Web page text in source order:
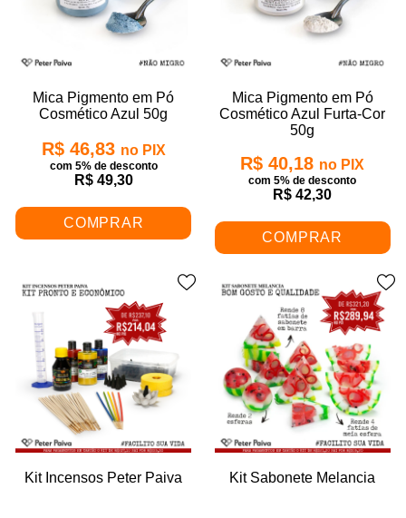
Mica Pigmento em Pó
Cosmético Azul 50g
R$ 46,83 no PIX
com 5% de desconto
R$ 49,30
COMPRAR
Mica Pigmento em Pó
Cosmético Azul Furta-Cor
50g
R$ 40,18 no PIX
com 5% de desconto
R$ 42,30
COMPRAR
Kit Incensos Peter Paiva Kit Sabonete Melancia